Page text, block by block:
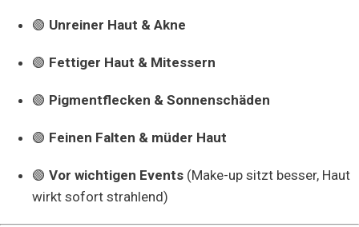
🟢 Unreiner Haut & Akne
🟢 Fettiger Haut & Mitessern
🟢 Pigmentflecken & Sonnenschäden
🟢 Feinen Falten & müder Haut
🟢 Vor wichtigen Events (Make-up sitzt besser, Haut
wirkt sofort strahlend)